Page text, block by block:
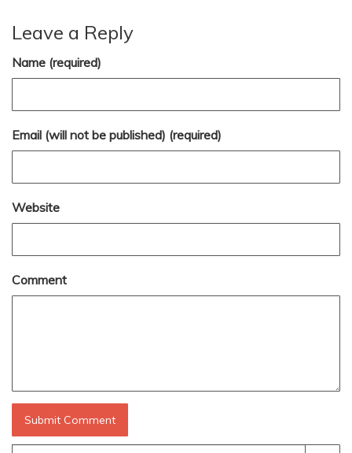
Leave a Reply
Name (required)
Email (will not be published) (required)
Website
Comment